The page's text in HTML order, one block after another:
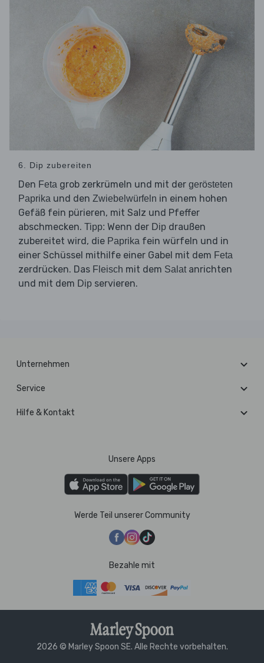
6. Dip zubereiten
Den Feta grob zerkrümeln und mit der gerösteten
Paprika und den Zwiebelwürfeln in einem hohen
Gefäß fein pürieren, mit Salz und Pfeffer
abschmecken. Tipp: Wenn der Dip draußen
zubereitet wird, die Paprika fein würfeln und in
einer Schüssel mithilfe einer Gabel mit dem Feta
zerdrücken. Das Fleisch mit dem Salatanrichten
und mit dem Dip servieren.
Unternehmen
Service
Hilfe & Kontakt
Unsere Apps
Werde Teil unserer Community
Bezahle mit
2026 © Marley Spoon SE. Alle Rechte vorbehalten.